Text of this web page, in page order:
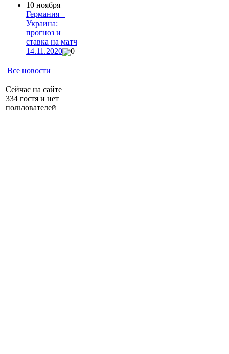
10 ноября
Германия –
Украина:
прогноз и
ставка на матч
14.11.2020
0
Все новости
Сейчас на сайте
334 гостя и нет
пользователей